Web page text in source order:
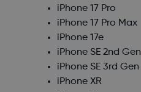
iPhone 17 Pro
iPhone 17 Pro Max
iPhone 17e
iPhone SE 2nd Gen
iPhone SE 3rd Gen
iPhone XR